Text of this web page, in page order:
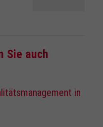
Sie auch
in